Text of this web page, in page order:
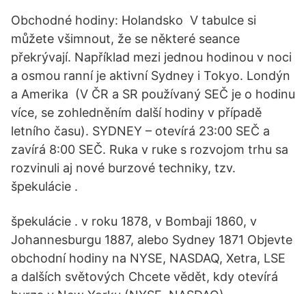
Obchodné hodiny: Holandsko V tabulce si
můžete všimnout, že se některé seance
překrývají. Například mezi jednou hodinou v noci
a osmou ranní je aktivní Sydney i Tokyo. Londýn
a Amerika (V ČR a SR používaný SEČ je o hodinu
více, se zohledněním další hodiny v případě
letního času). SYDNEY – otevírá 23:00 SEČ a
zavírá 8:00 SEČ. Ruka v ruke s rozvojom trhu sa
rozvinuli aj nové burzové techniky, tzv.
špekulácie .
špekulácie . v roku 1878, v Bombaji 1860, v
Johannesburgu 1887, alebo Sydney 1871 Objevte
obchodní hodiny na NYSE, NASDAQ, Xetra, LSE
a dalších světových Chcete vědět, kdy otevírá